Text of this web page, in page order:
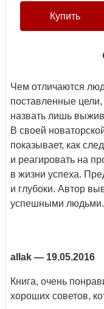
Чем отличаются
поставленные
назвать лишь
В своей
показывает, как
и реагировать на
в жизни успеха.
и глубоки. Автор
успешными людьми.
allak — 19.05.2016
Книга, очень
хороших советов,